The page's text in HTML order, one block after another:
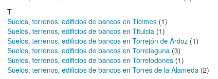
T
Suelos, terrenos, edificios de bancos en Tielmes (1)
Suelos, terrenos, edificios de bancos en Titulcia (1)
Suelos, terrenos, edificios de bancos en Torrejón de Ardoz (1)
Suelos, terrenos, edificios de bancos en Torrelaguna (3)
Suelos, terrenos, edificios de bancos en Torrelodones (1)
Suelos, terrenos, edificios de bancos en Torres de la Alameda (2)